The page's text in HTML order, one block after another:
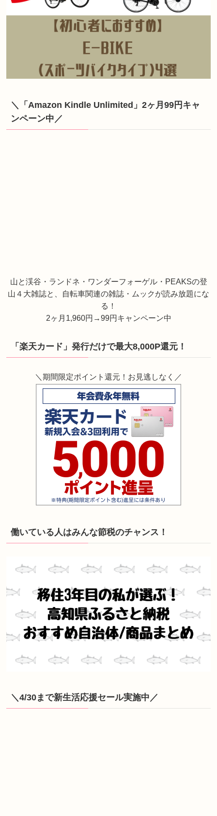
＼「Amazon Kindle Unlimited」2ヶ月99円キャ
ンペーン中／
山と渓谷・ランドネ・ワンダーフォーゲル・PEAKSの登
山４大雑誌と、自転車関連の雑誌・ムックが読み放題にな
る！
2ヶ月1,960円→99円キャンペーン中
「楽天カード」発行だけで最大8,000P還元！
＼期間限定ポイント還元！お見逃しなく／
働いている人はみんな節税のチャンス！
＼4/30まで新生活応援セール実施中／